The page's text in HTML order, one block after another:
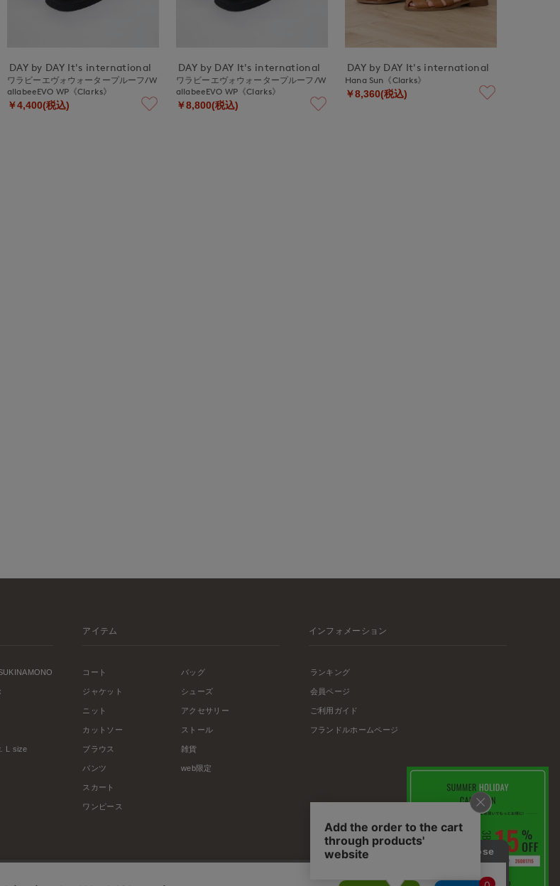
DAY by DAY It's international
ワラビーエヴォウォータープルーフ/W
allabeeEVO WP《Clarks》
￥4,400(税込)
DAY by DAY It's international
ワラビーエヴォウォータープルーフ/W
allabeeEVO WP《Clarks》
￥8,800(税込)
DAY by DAY It's international
Hana Sun《Clarks》
￥8,360(税込)
L size
アイテム
コート
ジャケット
ニット
カットソー
ブラウス
パンツ
スカート
ワンピース
バッグ
シューズ
アクセサリー
ストール
雑貨
web限定
インフォメーション
ランキング
会員ページ
ご利用ガイド
フランドルホームページ